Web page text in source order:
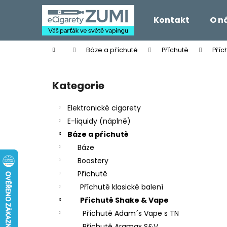
Kontakt O
Domů Báze a příchutě Příchutě
Přeskočit
kategorie
Kategorie
Elektronické cigarety
E-liquidy (náplně)
Báze a příchutě
Báze
Boostery
Příchutě
Příchutě klasické balení
Příchutě Shake & Vape
Příchutě Adam´s Vape s TN
í
Zpět
do
Zpět
do